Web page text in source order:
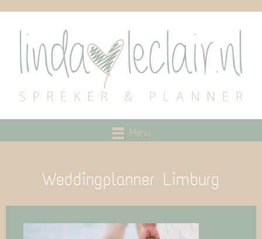
Menu
Weddingplanner Limburg